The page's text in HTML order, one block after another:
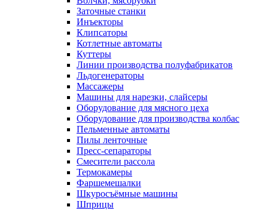
Заточные станки
Инъекторы
Клипсаторы
Котлетные автоматы
Куттеры
Линии производства полуфабрикатов
Льдогенераторы
Массажеры
Машины для нарезки, слайсеры
Оборудование для мясного цеха
Оборудование для производства колбас
Пельменные автоматы
Пилы ленточные
Пресс-сепараторы
Смесители рассола
Термокамеры
Фаршемешалки
Шкуросъёмные машины
Шприцы